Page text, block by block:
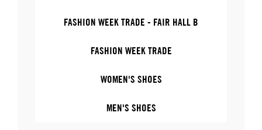
FASHION WEEK TRADE - FAIR HALL B
FASHION WEEK TRADE
WOMEN'S SHOES
MEN'S SHOES